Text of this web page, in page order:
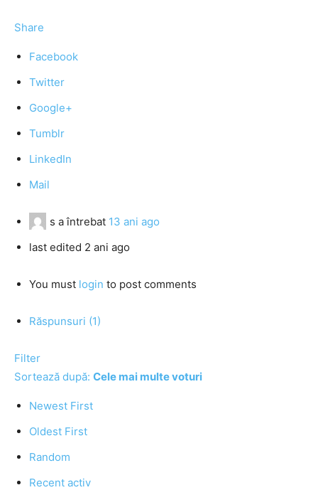
Share
Facebook
Twitter
Google+
Tumblr
LinkedIn
Mail
s a întrebat 13 ani ago
last edited 2 ani ago
You must login to post comments
Răspunsuri (1)
Filter
Sortează după: Cele mai multe voturi
Newest First
Oldest First
Random
Recent activ